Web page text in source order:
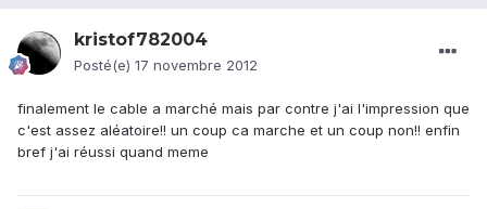
kristof782004
Posté(e) 17 novembre 2012
finalement le cable a marché mais par contre j'ai l'impression que
c'est assez aléatoire!! un coup ca marche et un coup non!! enfin
bref j'ai réussi quand meme